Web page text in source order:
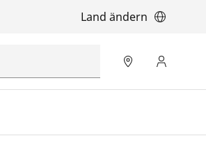
Land ändern